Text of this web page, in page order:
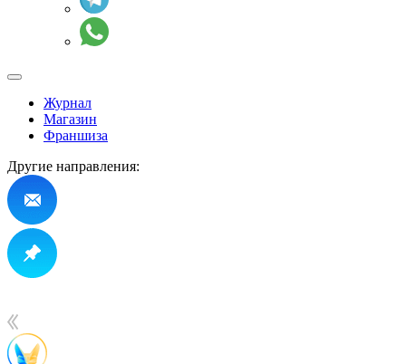
Журнал
Магазин
Франшиза
Другие направления: